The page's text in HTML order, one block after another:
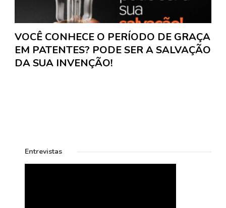
VOCÊ CONHECE O PERÍODO DE GRAÇA
EM PATENTES? PODE SER A SALVAÇÃO
DA SUA INVENÇÃO!
Entrevistas